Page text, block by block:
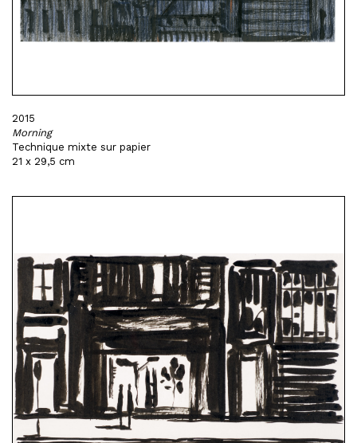
2015
Morning
Technique mixte sur papier
21 x 29,5 cm